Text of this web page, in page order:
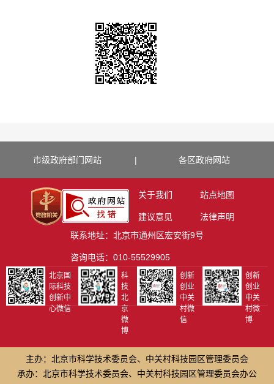
市级政府部门网站 | 各区政府网站
关于我们 站点地图
建议意见
法律声明
联系地址：北京市通州区宏安街9号
咨询电话：010-55529905
北京国
际科技
创新中
心微信
科
技
北
京
微
博
创新
创业
中关
村微
信
创新
创业
中关
村微
博
主办：北京市科学技术委员会、中关村科技园区管理委员会
承办：北京市科学技术委员会、中关村科技园区管理委员会办公